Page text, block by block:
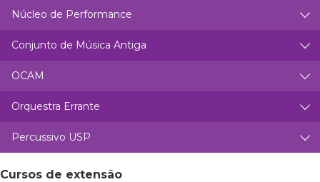
Núcleo de Performance
Conjunto de Música Antiga
OCAM
Orquestra Errante
Percussivo USP
Cursos de extensão